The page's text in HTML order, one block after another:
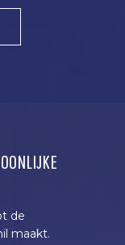
de
maakt.